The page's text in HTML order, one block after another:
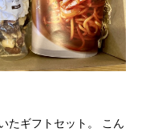
たギフトセット。 こん